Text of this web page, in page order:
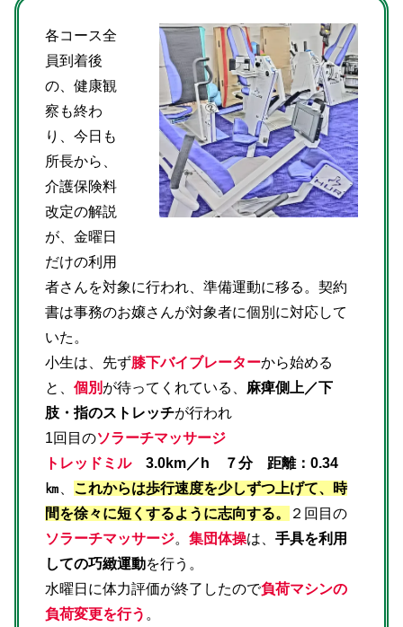
各コース全
員到着後
の、健康観
察も終わ
り、今日も
所長から、
介護保険料
改定の解説
が、金曜日
だけの利用
者さんを対象に行われ、準備運動に移る。契約
書は事務のお嬢さんが対象者に個別に対応して
いた。
小生は、先ず膝下バイブレーターから始める
と、 個別 が待ってくれている、 麻痺側上／下
肢・指のストレッチが行われ
1回目のソラーチマッサージ
トレッドミル
3.0km／h ７分 距離：0.34
㎞
これからは歩行速度を少しずつ上げて、時
間を徐々に短くするように志向する。
２回目の
ソラーチマッサージ。 集団体操は、 手具を利用
しての巧緻運動を行う。
水曜日に体力評価が終了したので負荷マシンの
負荷変更を行う 。